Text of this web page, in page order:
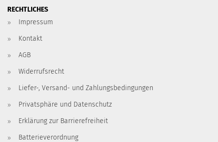
RECHTLICHES
Impressum
Kontakt
AGB
Widerrufsrecht
Liefer-, Versand- und Zahlungsbedingungen
Privatsphäre und Datenschutz
Erklärung zur Barrierefreiheit
Batterieverordnung